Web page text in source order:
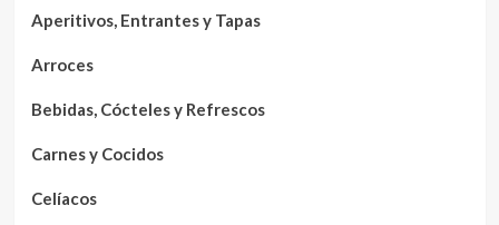
Aperitivos, Entrantes y Tapas
Arroces
Bebidas, Cócteles y Refrescos
Carnes y Cocidos
Celíacos